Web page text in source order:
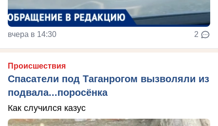
вчера в 14:30 2
Происшествия
Спасатели под Таганрогом вызволяли из
подвала...поросёнка
Как случился казус